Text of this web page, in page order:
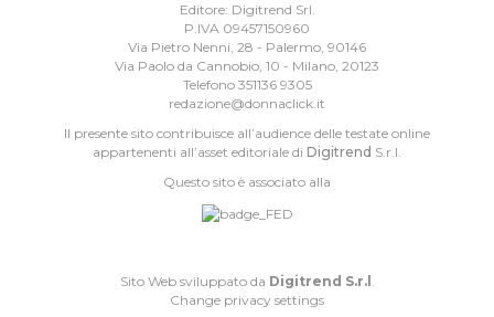
Editore: Digitrend Srl.
P.IVA 09457150960
Via Pietro Nenni, 28 - Palermo, 90146
Via Paolo da Cannobio, 10 - Milano, 20123
Telefono 351136 9305
redazione@donnaclick.it
Il presente sito contribuisce all’audience delle testate online
appartenenti all’asset editoriale di Digitrend S.r.l.
Questo sito è associato alla
Sito Web sviluppato da Digitrend S.r.l
Change privacy settings